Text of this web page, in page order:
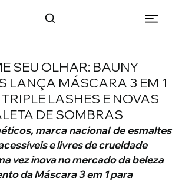
SEU OLHAR: BAUNY
LANÇA MÁSCARA 3 EM 1
LASHES E NOVAS
DE SOMBRAS
marca nacional de esmaltes
e livres de crueldade
vez inova no mercado da beleza
da Máscara 3 em 1 para